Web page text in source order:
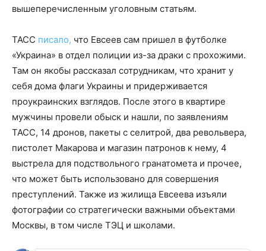
вышеперечисленным уголовным статьям.
ТАСС писало, что Евсеев сам пришел в футболке
«Украина» в отдел полиции из-за драки с прохожими.
Там он якобы рассказал сотрудникам, что хранит у
себя дома флаги Украины и придерживается
проукраинских взглядов. После этого в квартире
мужчины провели обыск и нашли, по заявлениям
ТАСС, 14 дронов, пакеты с селитрой, два револьвера,
пистолет Макарова и магазин патронов к нему, 4
выстрела для подствольного гранатомета и прочее,
что может быть использовано для совершения
преступлений. Также из жилища Евсеева изъяли
фотографии со стратегически важными объектами
Москвы, в том числе ТЭЦ и школами.